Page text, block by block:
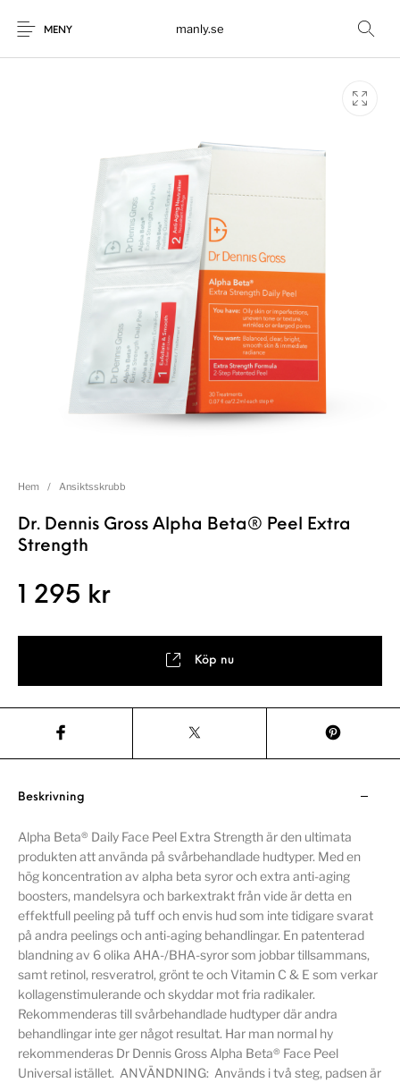
MENY manly.se
Hem / Ansiktsskrubb
Dr. Dennis Gross Alpha Beta® Peel Extra
Strength
1 295 kr
Köp nu
Beskrivning
Alpha Beta® Daily Face Peel Extra Strength är den ultimata
produkten att använda på svårbehandlade hudtyper. Med en
hög koncentration av alpha beta syror och extra anti-aging
boosters, mandelsyra och barkextrakt från vide är detta en
effektfull peeling på tuff och envis hud som inte tidigare svarat
på andra peelings och anti-aging behandlingar. En patenterad
blandning av 6 olika AHA-/BHA-syror som jobbar tillsammans,
samt retinol, resveratrol, grönt te och Vitamin C & E som verkar
kollagenstimulerande och skyddar mot fria radikaler.
Rekommenderas till svårbehandlade hudtyper där andra
behandlingar inte ger något resultat. Har man normal hy
rekommenderas Dr Dennis Gross Alpha Beta® Face Peel
Universal istället. ANVÄNDNING: Används i två steg, padsen är